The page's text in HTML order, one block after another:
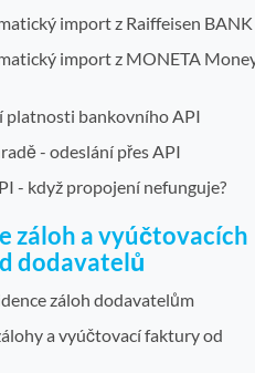
import z Raiffeisen BANK
import z MONETA
platnosti bankovního API
- odeslání přes API
- když propojení nefunguje?
záloh a vyúčtovacích
dodavatelů
záloh dodavatelům
a vyúčtovací faktury od